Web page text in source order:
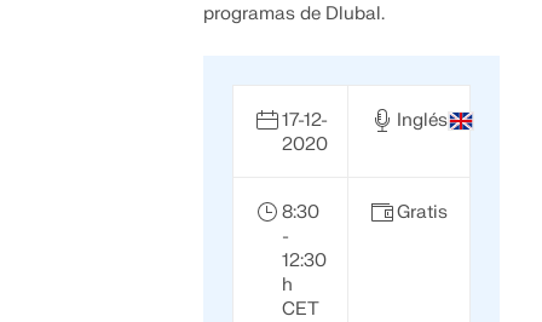
programas de Dlubal.
17-12-
2020
Inglés
8:30
-
12:30
h
CET
Gratis